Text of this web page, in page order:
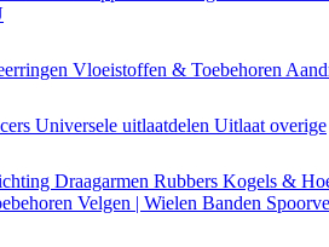
Vloeistoffen & Toebehoren
Universele uitlaatdelen Uitlaat overige
Draagarmen Rubbers Kogels &
Velgen | Wielen Banden